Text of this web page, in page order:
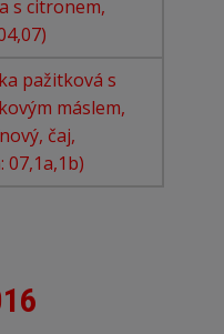
s citronem,
pažitková s
máslem,
čaj,
07,1a,1b)